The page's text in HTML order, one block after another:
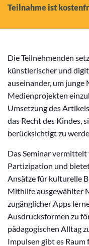
Teilnahme ist
Die Teilnehmenden
künstlerischer und
auseinander, um
Medienprojekten
Umsetzung des
das Recht des Kindes,
berücksichtigt zu
Das Seminar
Partizipation und
Ansätze für kulturelle
Mithilfe ausgewählter
zugänglicher Apps
Ausdrucksformen zu
pädagogischen Alltag
Impulsen gibt es